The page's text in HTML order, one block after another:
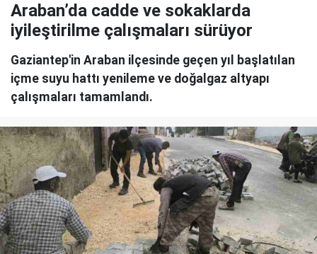
Araban’da cadde ve sokaklarda
iyileştirilme çalışmaları sürüyor
Gaziantep'in Araban ilçesinde geçen yıl başlatılan
içme suyu hattı yenileme ve doğalgaz altyapı
çalışmaları tamamlandı.